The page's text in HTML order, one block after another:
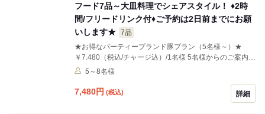
フード7品～大皿料理でシェアスタイル！ ♦2時
間/フリードリンク付♦ご予約は2日前までにお願
いします★ 7品
★お得なパーティーブランド豚プラン（5名様～）★
￥7.480（税込/チャージ込）/1名様 5名様からのご案内で
す。 ♦2時間/フリードリンク付♦ ★生ビール・白赤ワイ
る場合は3日前までにお願い致します。
5～8名様
7,480円 (税込) 詳細